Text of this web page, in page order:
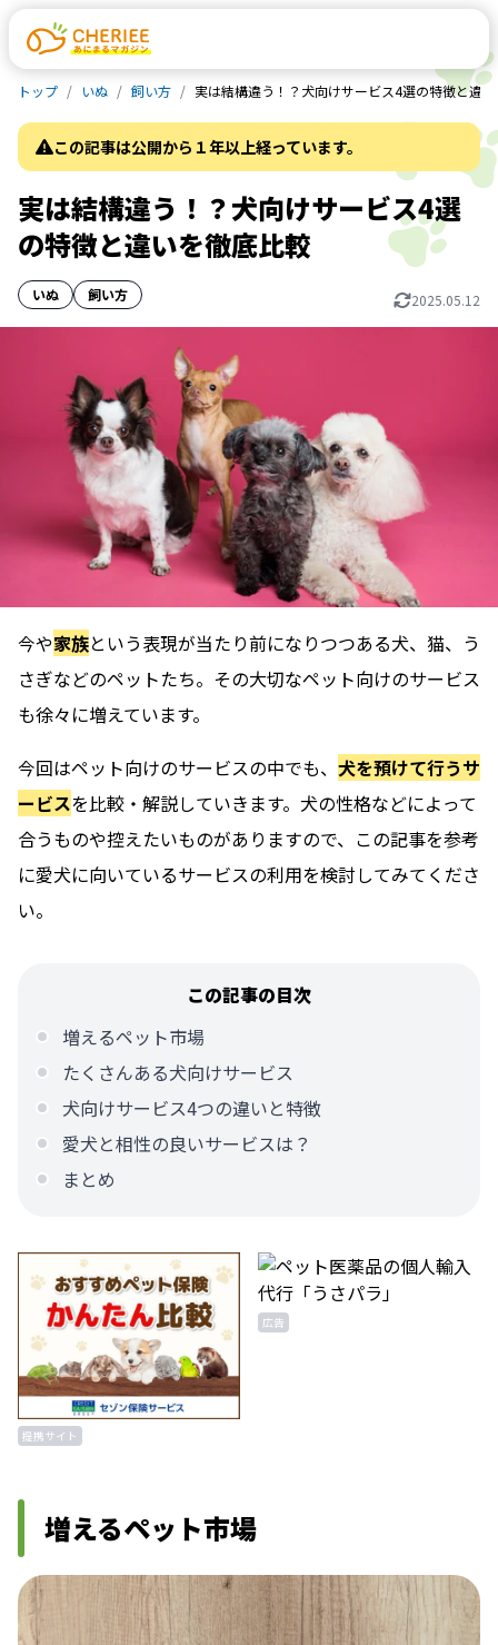
トップ いぬ 飼い方 実は結構違う！？犬向けサービス4選の特徴と違
この記事は公開から１年以上経っています。
実は結構違う！？犬向けサービス4選
の特徴と違いを徹底比較
いぬ 飼い方 2025.05.12
今や家族という表現が当たり前になりつつある犬、猫、う
さぎなどのペットたち。その大切なペット向けのサービス
も徐々に増えています。
今回はペット向けのサービスの中でも、 犬を預けて行うサ
ービスを比較・解説していきます。犬の性格などによって
合うものや控えたいものがありますので、この記事を参考
に愛犬に向いているサービスの利用を検討してみてくださ
い。
この記事の目次
増えるペット市場
たくさんある犬向けサービス
犬向けサービス4つの違いと特徴
愛犬と相性の良いサービスは？
まとめ
提携サイト
広告
増えるペット市場